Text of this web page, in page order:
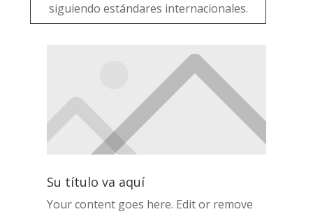
siguiendo estándares internacionales.
Su título va aquí
Your content goes here. Edit or remove